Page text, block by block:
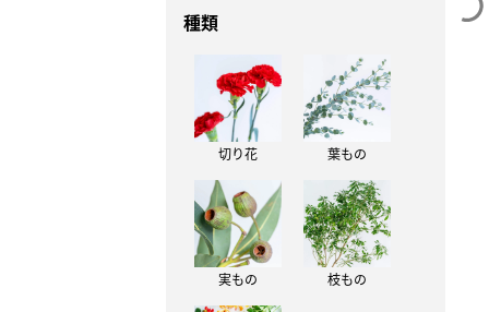
種類
切り花 葉もの
実もの 枝もの